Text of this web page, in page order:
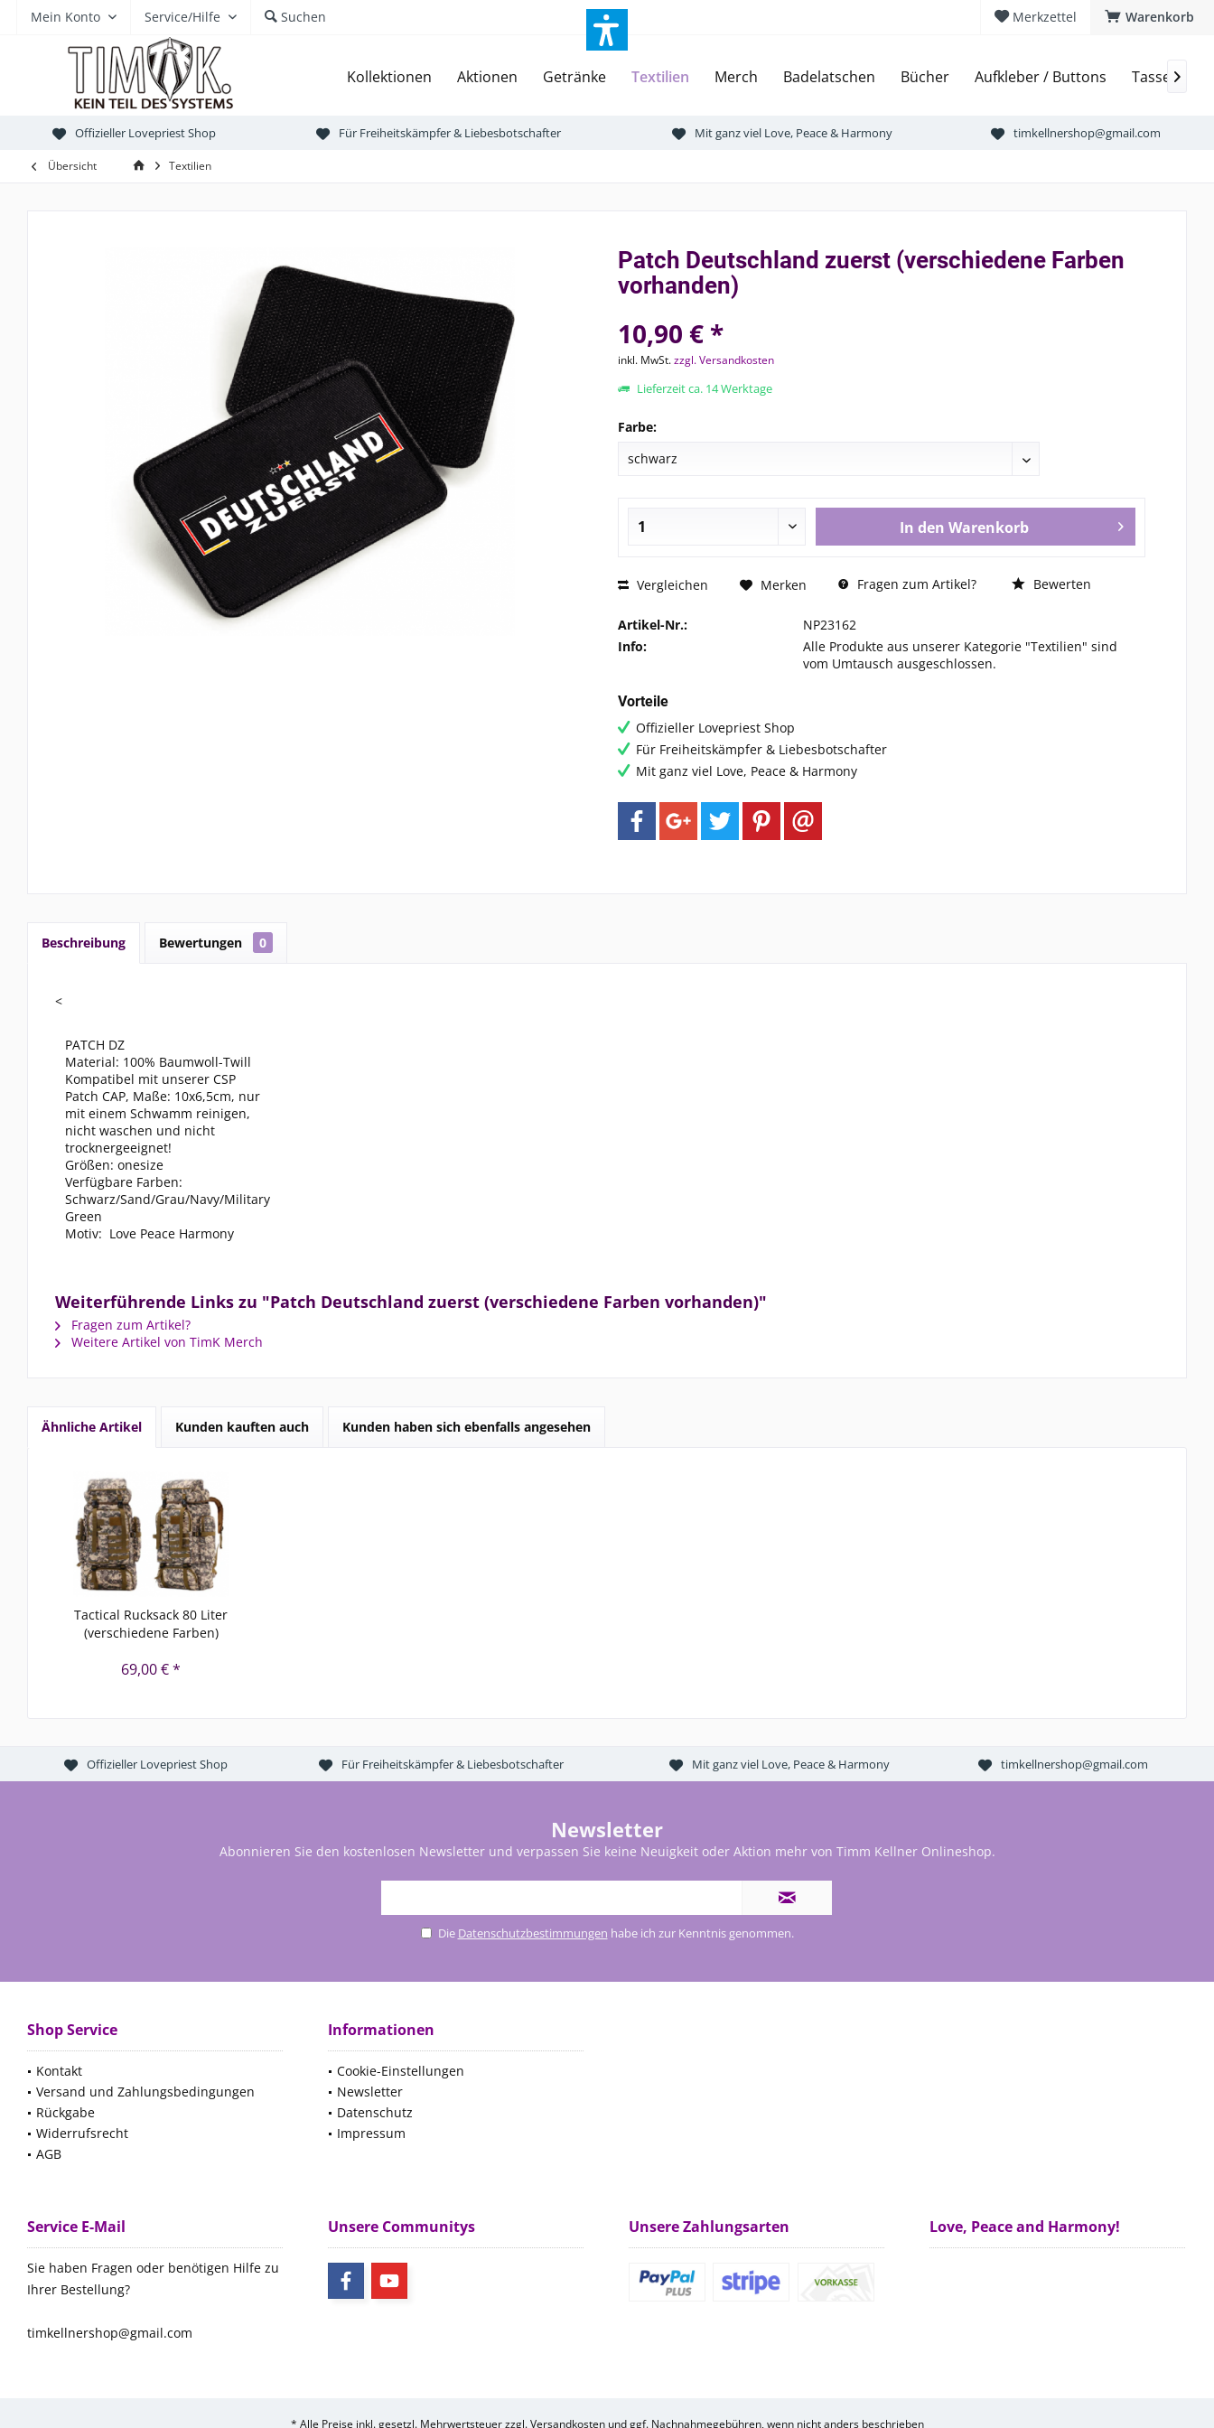
Warenkorb
Merkzettel
Mein Konto Service/Hilfe Suchen
Kollektionen Aktionen Getränke Textilien Merch Badelatschen Bücher Aufkleber / Buttons Tassen &

Offizieller Lovepriest Shop Für Freiheitskämpfer & Liebesbotschafter Mit ganz viel Love, Peace & Harmony timkellnershop@gmail.com
Übersicht Textilien
Patch Deutschland zuerst (verschiedene Farben
vorhanden)
10,90 € *
inkl. MwSt.zzgl. Versandkosten
Lieferzeit ca. 14 Werktage
Farbe:
In den Warenkorb
Vergleichen Merken Fragen zum Artikel? Bewerten
Artikel-Nr.:
NP23162
Info:
Alle Produkte aus unserer Kategorie "Textilien" sind
vom Umtausch ausgeschlossen.
Vorteile
Offizieller Lovepriest Shop
Für Freiheitskämpfer & Liebesbotschafter
Mit ganz viel Love, Peace & Harmony
Beschreibung Bewertungen 0
<
PATCH DZ
Material: 100% Baumwoll-Twill
Kompatibel mit unserer CSP
Patch CAP, Maße: 10x6,5cm, nur
mit einem Schwamm reinigen,
nicht waschen und nicht
trocknergeeignet!
Größen: onesize
Verfügbare Farben:
Schwarz/Sand/Grau/Navy/Military
Green
Motiv: Love Peace Harmony
Weiterführende Links zu "Patch Deutschland zuerst (verschiedene Farben vorhanden)"
Fragen zum Artikel?
Weitere Artikel von TimK Merch
Ähnliche Artikel Kunden kauften auch Kunden haben sich ebenfalls angesehen
Tactical Rucksack 80 Liter
(verschiedene Farben)
69,00 € *
Offizieller Lovepriest Shop Für Freiheitskämpfer & Liebesbotschafter Mit ganz viel Love, Peace & Harmony timkellnershop@gmail.com
Newsletter
Abonnieren Sie den kostenlosen Newsletter und verpassen Sie keine Neuigkeit oder Aktion mehr von Timm Kellner Onlineshop.
Die Datenschutzbestimmungen habe ich zur Kenntnis genommen.
Shop Service
Kontakt
Versand und Zahlungsbedingungen
Rückgabe
Widerrufsrecht
AGB
Informationen
Cookie-Einstellungen
Newsletter
Datenschutz
Impressum
Service E-Mail
Sie haben Fragen oder benötigen Hilfe zu
Ihrer Bestellung?
timkellnershop@gmail.com
Unsere Communitys Unsere Zahlungsarten Love, Peace and Harmony!
* Alle Preise inkl. gesetzl. Mehrwertsteuer zzgl.Versandkostenund ggf. Nachnahmegebühren, wenn nicht anders beschrieben